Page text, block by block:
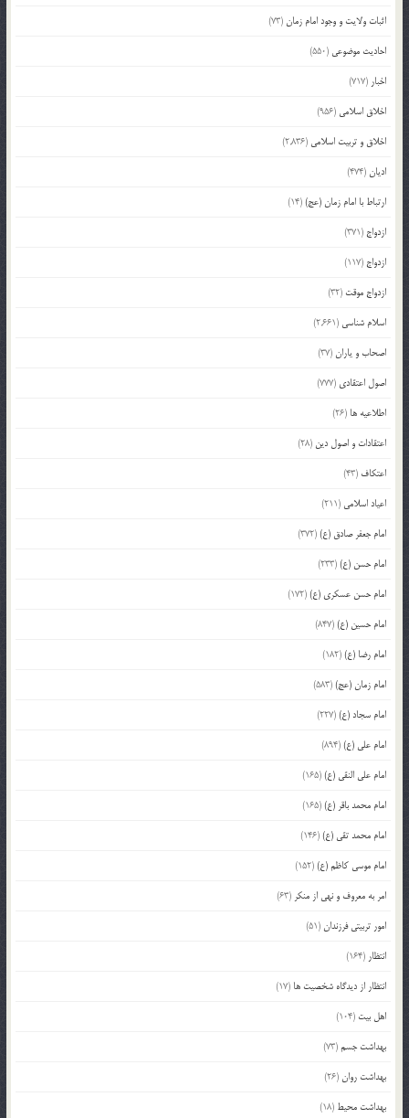
اثبات ولایت و وجود امام زمان(73)
احادیث موضوعی (550)
اخبار (717)
اخلاق اسلامی (956)
اخلاق و تربیت اسلامی (2,836)
ادیان(474)
ارتباط با امام زمان (عج)(14)
ازدواج (371)
ازدواج (117)
ازدواج موقت (32)
اسلام شناسی (2,661)
اصحاب و یاران(37)
اصول اعتقادی (777)
اطلاعیه ها (26)
اعتقادات و اصول دین (28)
اعتکاف (43)
اعیاد اسلامی (211)
امام جعفر صادق (ع)(372)
امام حسن (ع)(233)
امام حسن عسکری (ع)(172)
امام حسین (ع)(847)
امام رضا (ع)(182)
امام زمان (عج)(583)
امام سجاد (ع)(227)
امام علی (ع)(894)
امام علی النقی (ع)(165)
امام محمد باقر (ع)(165)
امام محمد تقی (ع)(146)
امام موسی کاظم (ع)(152)
امر به معروف و نهی از منکر (63)
امور تربیتی فرزندان(51)
انتظار (164)
انتظار از دیدگاه شخصیت ها (17)
اهل بیت (104)
بهداشت جسم(73)
بهداشت روان(26)
بهداشت محیط (18)